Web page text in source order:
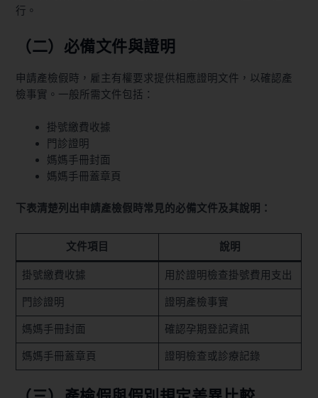
行。
（二）必備文件與證明
申請產檢假時，雇主有權要求提供相應證明文件，以確認產
檢事實。一般所需文件包括：
掛號繳費收據
門診證明
媽媽手冊封面
媽媽手冊蓋章頁
下表清楚列出申請產檢假時常見的必備文件及其說明：
文件項目 說明
掛號繳費收據
用於證明檢查掛號費用支出
門診證明
證明產檢事實
媽媽手冊封面
確認孕期登記資訊
媽媽手冊蓋章頁
證明檢查或診療記錄